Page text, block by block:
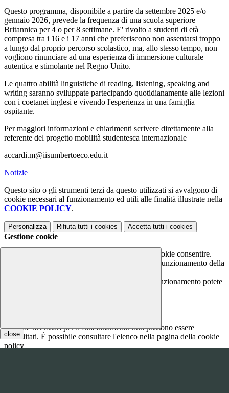
close
Questo programma, disponibile a partire da settembre 2025 e/o
gennaio 2026, prevede la frequenza di una scuola superiore
Britannica per 4 o per 8 settimane. E' rivolto a studenti di età
compresa tra i 16 e i 17 anni che preferiscono non assentarsi troppo
a lungo dal proprio percorso scolastico, ma, allo stesso tempo, non
vogliono rinunciare ad una esperienza di immersione culturale
autentica e stimolante nel Regno Unito.
Le quattro abilità linguistiche di reading, listening, speaking and
writing saranno sviluppate partecipando quotidianamente alle lezioni
con i coetanei inglesi e vivendo l'esperienza in una famiglia
ospitante.
Per maggiori informazioni e chiarimenti scrivere direttamente alla
referente del progetto mobilità studentesca internazionale
accardi.m@iisumbertoeco.edu.it
Notizie
Questo sito o gli strumenti terzi da questo utilizzati si avvalgono di
cookie necessari al funzionamento ed utili alle finalità illustrate nella
COOKIE POLICY.
Personalizza Rifiuta tutti i cookies Accetta tutti i cookies
Gestione cookie
In questa schermata è possibile scegliere quali cookie consentire.
I cookie necessari sono quelli che consentono il funzionamento della
Per conoscere quali sono i cookie necessari al funzionamento potete
I cookie necessari per il funzionamento non possono essere
disabilitati. È possibile consultare l'elenco nella pagina della cookie
policy.